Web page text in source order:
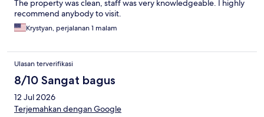
The property was clean, staff was very knowledgeable. I highly
recommend anybody to visit.
Krystyan, perjalanan 1 malam
Ulasan terverifikasi
8/10 Sangat bagus
12 Jul 2026
Terjemahkan dengan Google